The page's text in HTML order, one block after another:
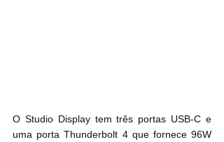
O Studio Display tem três portas USB-C e
uma porta Thunderbolt 4 que fornece 96W